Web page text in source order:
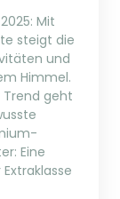
Mit
steigt die
und
Himmel.
Trend geht
Eine